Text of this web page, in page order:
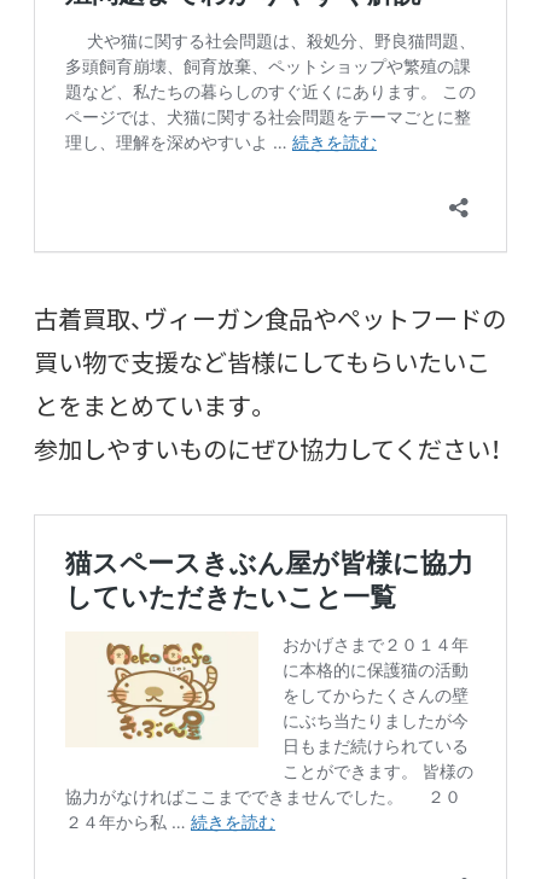
古着買取、ヴィーガン食品やペットフードの
買い物で支援など皆様にしてもらいたいこ
とをまとめています。
参加しやすいものにぜひ協力してください！